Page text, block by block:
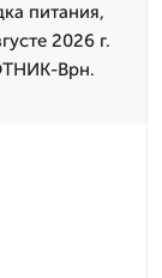
питания,
2026 г.
Врн.